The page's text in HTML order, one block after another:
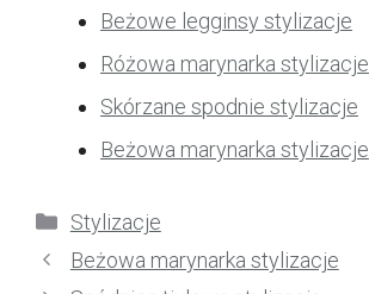
Beżowe legginsy stylizacje
Różowa marynarka stylizacje
Skórzane spodnie stylizacje
Beżowa marynarka stylizacje
Kategorie
Stylizacje
Beżowa marynarka stylizacje